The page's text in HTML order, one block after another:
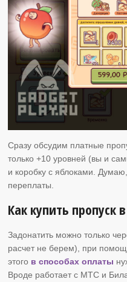
Сразу обсудим платные
только +10 уровней (вы и
и коробку с яблоками.
переплаты.
Как купить пропуск
Задонатить можно только
расчет не берем), при
этого в способах оплаты
Вроде работает с МТС и